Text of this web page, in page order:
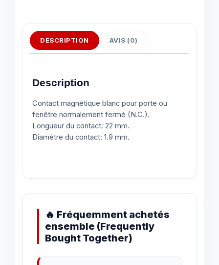
DESCRIPTION AVIS (0)
Description
Contact magnétique blanc pour porte ou
fenêtre normalement fermé (N.C.).
Longueur du contact: 22 mm.
Diamètre du contact: 1.9 mm.
🔥 Fréquemment achetés
ensemble (Frequently
Bought Together)